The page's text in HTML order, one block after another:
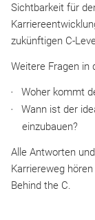
Sichtbarkeit für
zukünftigen C-
Weitere Fragen in
Woher kommt
Wann ist der
einzubauen?
Alle Antworten
Karriereweg
Behind the C.